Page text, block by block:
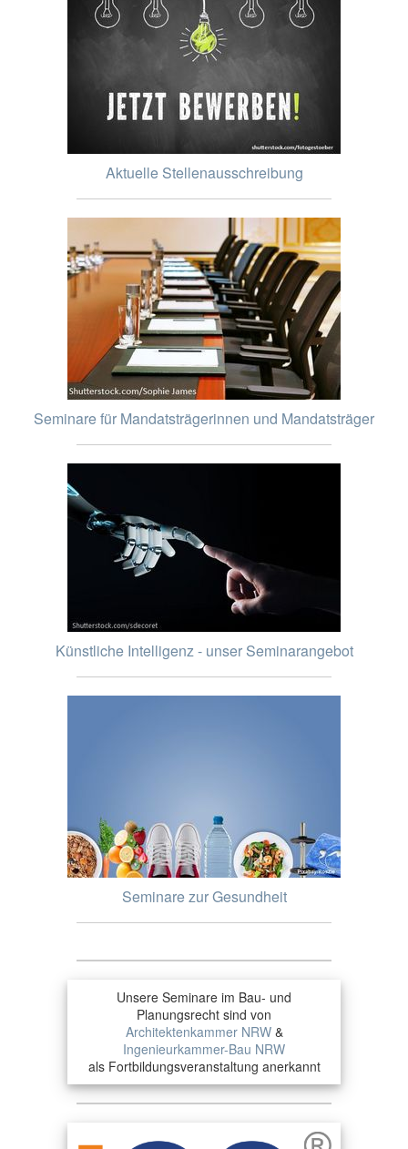
Aktuelle Stellenausschreibung
Seminare für Mandatsträgerinnen und Mandatsträger
Künstliche Intelligenz - unser Seminarangebot
Seminare zur Gesundheit
Unsere Seminare im Bau- und
Planungsrecht sind von
Architektenkammer NRW&
Ingenieurkammer-Bau NRW
als Fortbildungsveranstaltung anerkannt